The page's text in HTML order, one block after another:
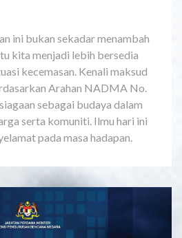
ini bukan sekadar menambah
kita menjadi lebih bersedia
kecemasan. Kenali maksud
Arahan NADMA No.
sebagai budaya dalam
serta komuniti. Ilmu hari ini
pada masa hadapan.